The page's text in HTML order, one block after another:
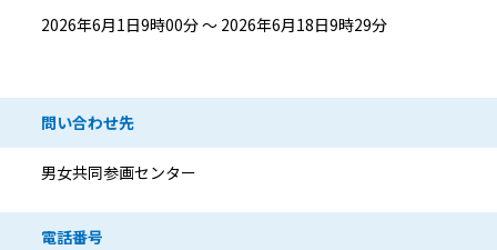
2026年6月1日9時00分 ～ 2026年6月18日9時29分
問い合わせ先
男女共同参画センター
電話番号